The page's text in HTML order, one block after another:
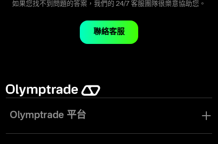
如果您找不到問題的答案，我們的 24/7 客服團隊很樂意協助您。
聯絡客服
Olymptrade 平台